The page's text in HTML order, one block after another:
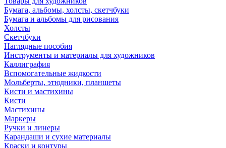
Бумага, альбомы, холсты, скетчбуки
Бумага и альбомы для рисования
Холсты
Скетчбуки
Наглядные пособия
Инструменты и материалы для художников
Каллиграфия
Вспомогательные жидкости
Мольберты, этюдники, планшеты
Кисти и мастихины
Кисти
Мастихины
Маркеры
Ручки и линеры
Карандаши и сухие материалы
Краски и контуры